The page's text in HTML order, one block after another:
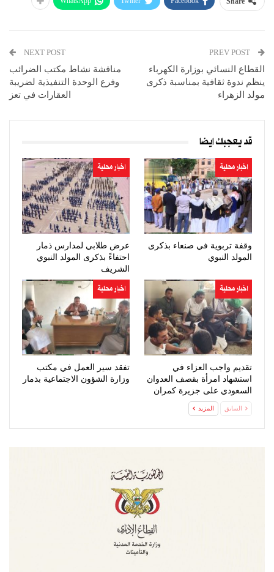
القطاع النسائي بوزارة الكهرباء
ينظم ندوة ثقافية بمناسبة ذكرى
مولد الزهراء
NEXT POST
مناقشة نشاط مكتب الضرائب
وفرع الوحدة التنفيذية لضريبة
العقارات في تعز
قد يعجبك ايضا
اخبار محلية
وقفة تربوية في صنعاء بذكرى
المولد النبوي
اخبار محلية
عرض طلابي لمدارس ذمار
احتفاءً بذكرى المولد النبوي
الشريف
اخبار محلية
تقديم واجب العزاء في
استشهاد امرأة بقصف العدوان
السعودي على جزيرة كمران
اخبار محلية
تفقد سير العمل في مكتب
وزارة الشؤون الاجتماعية بذمار
السابق المزيد